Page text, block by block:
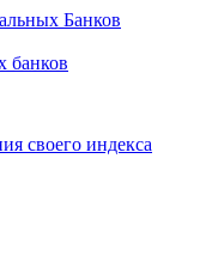
Банков
банков
своего индекса